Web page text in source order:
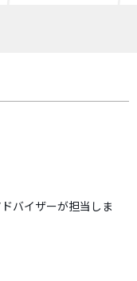
バイザーが担当しま